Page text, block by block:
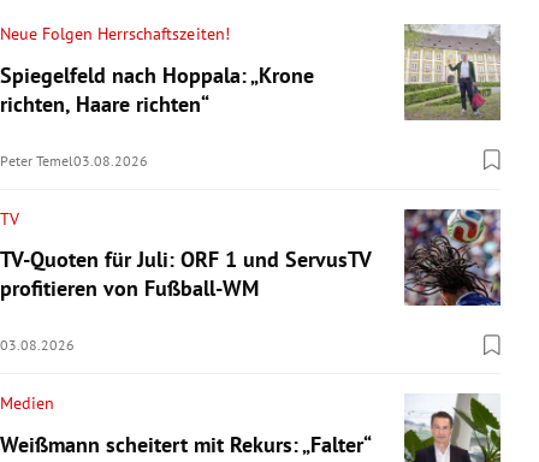
Neue Folgen Herrschaftszeiten!
Spiegelfeld nach Hoppala: „Krone
richten, Haare richten“
Peter Temel03.08.2026
TV
TV-Quoten für Juli: ORF 1 und ServusTV
profitieren von Fußball-WM
03.08.2026
Medien
Weißmann scheitert mit Rekurs: „Falter“